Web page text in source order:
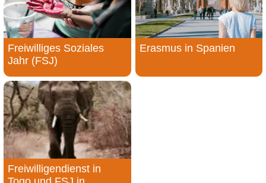
Freiwilliges Soziales
Jahr (FSJ)
Erasmus in Spanien
Freiwilligendienst in